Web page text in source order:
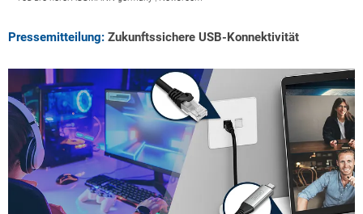
Pressemitteilung: Zukunftssichere USB-Konnektivität